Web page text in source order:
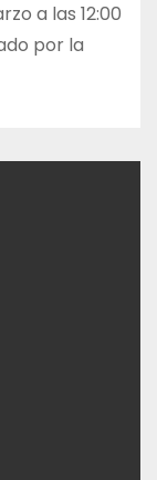
a las 12:00
por la